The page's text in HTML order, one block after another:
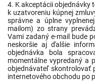
4. K akceptácii objednávky
k uzatvoreniu kúpnej
správne a úplne
mailom) zo strany
Vami zadaný e-mail bude
neskoršie aj ďalšie
objednávka bola
momentálne vypredaný a
objednávateľ skontrolovať
internetového obchodu po